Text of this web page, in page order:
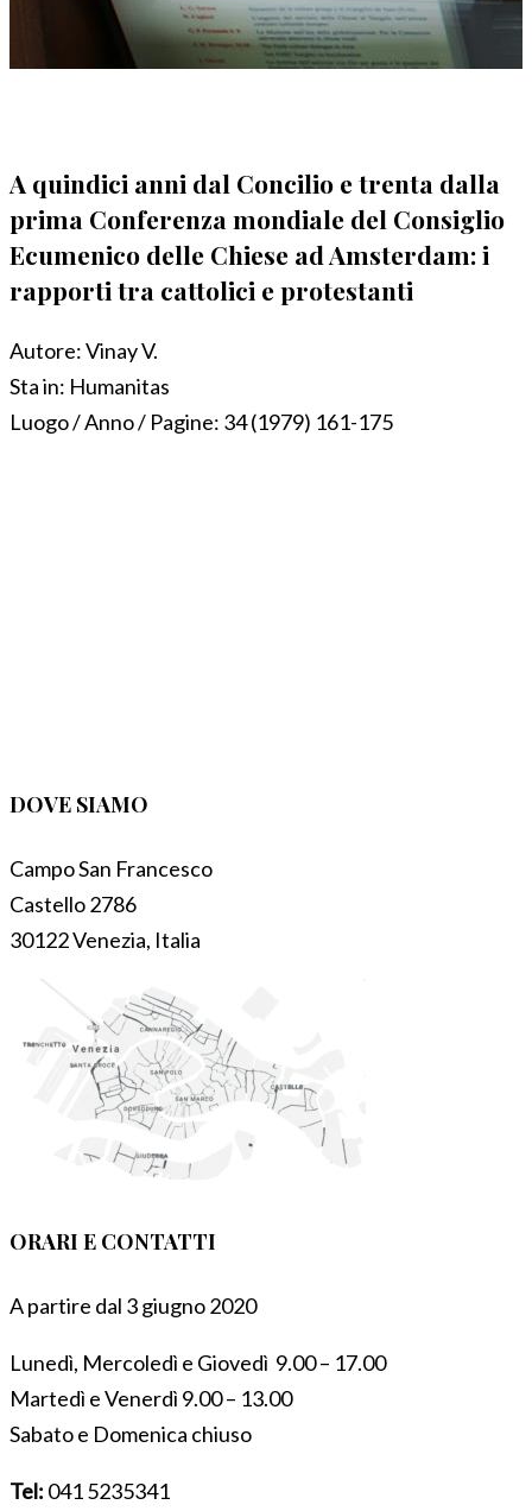
A quindici anni dal Concilio e trenta dalla
prima Conferenza mondiale del Consiglio
Ecumenico delle Chiese ad Amsterdam: i
rapporti tra cattolici e protestanti
Autore:Vinay V.
Sta in: Humanitas
Luogo / Anno / Pagine: 34 (1979) 161-175
DOVE SIAMO
Campo San Francesco
Castello 2786
30122 Venezia, Italia
ORARI E CONTATTI
A partire dal 3 giugno 2020
Lunedì, Mercoledì e Giovedì 9.00 – 17.00
Martedì e Venerdì 9.00 – 13.00
Sabato e Domenica chiuso
Tel: 041 5235341